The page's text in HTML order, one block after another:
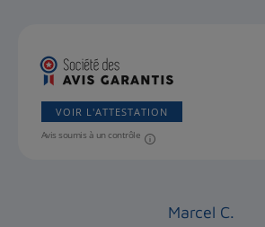
VOIR L'ATTESTATION
Avis soumis à un contrôle
Marcel C.